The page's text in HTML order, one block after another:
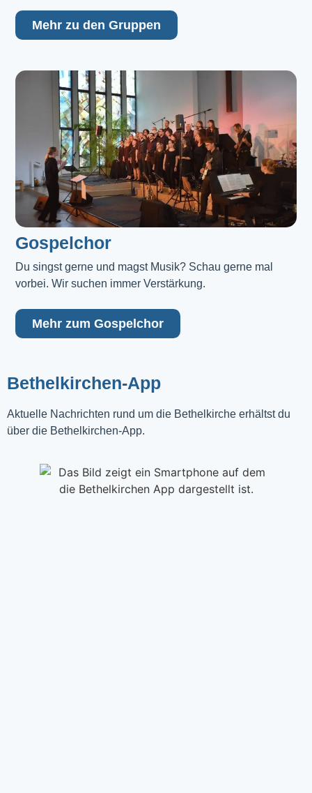
Mehr zu den Gruppen
Gospelchor
Du singst gerne und magst Musik? Schau gerne mal
vorbei. Wir suchen immer Verstärkung.
Mehr zum Gospelchor
Bethelkirchen-App
Aktuelle Nachrichten rund um die Bethelkirche erhältst du
über die Bethelkirchen-App.